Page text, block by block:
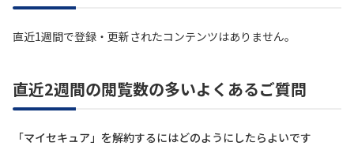
直近1週間で登録・更新されたコンテンツはありません。
直近2週間の閲覧数の多いよくあるご質問
「マイセキュア」を解約するにはどのようにしたらよいです